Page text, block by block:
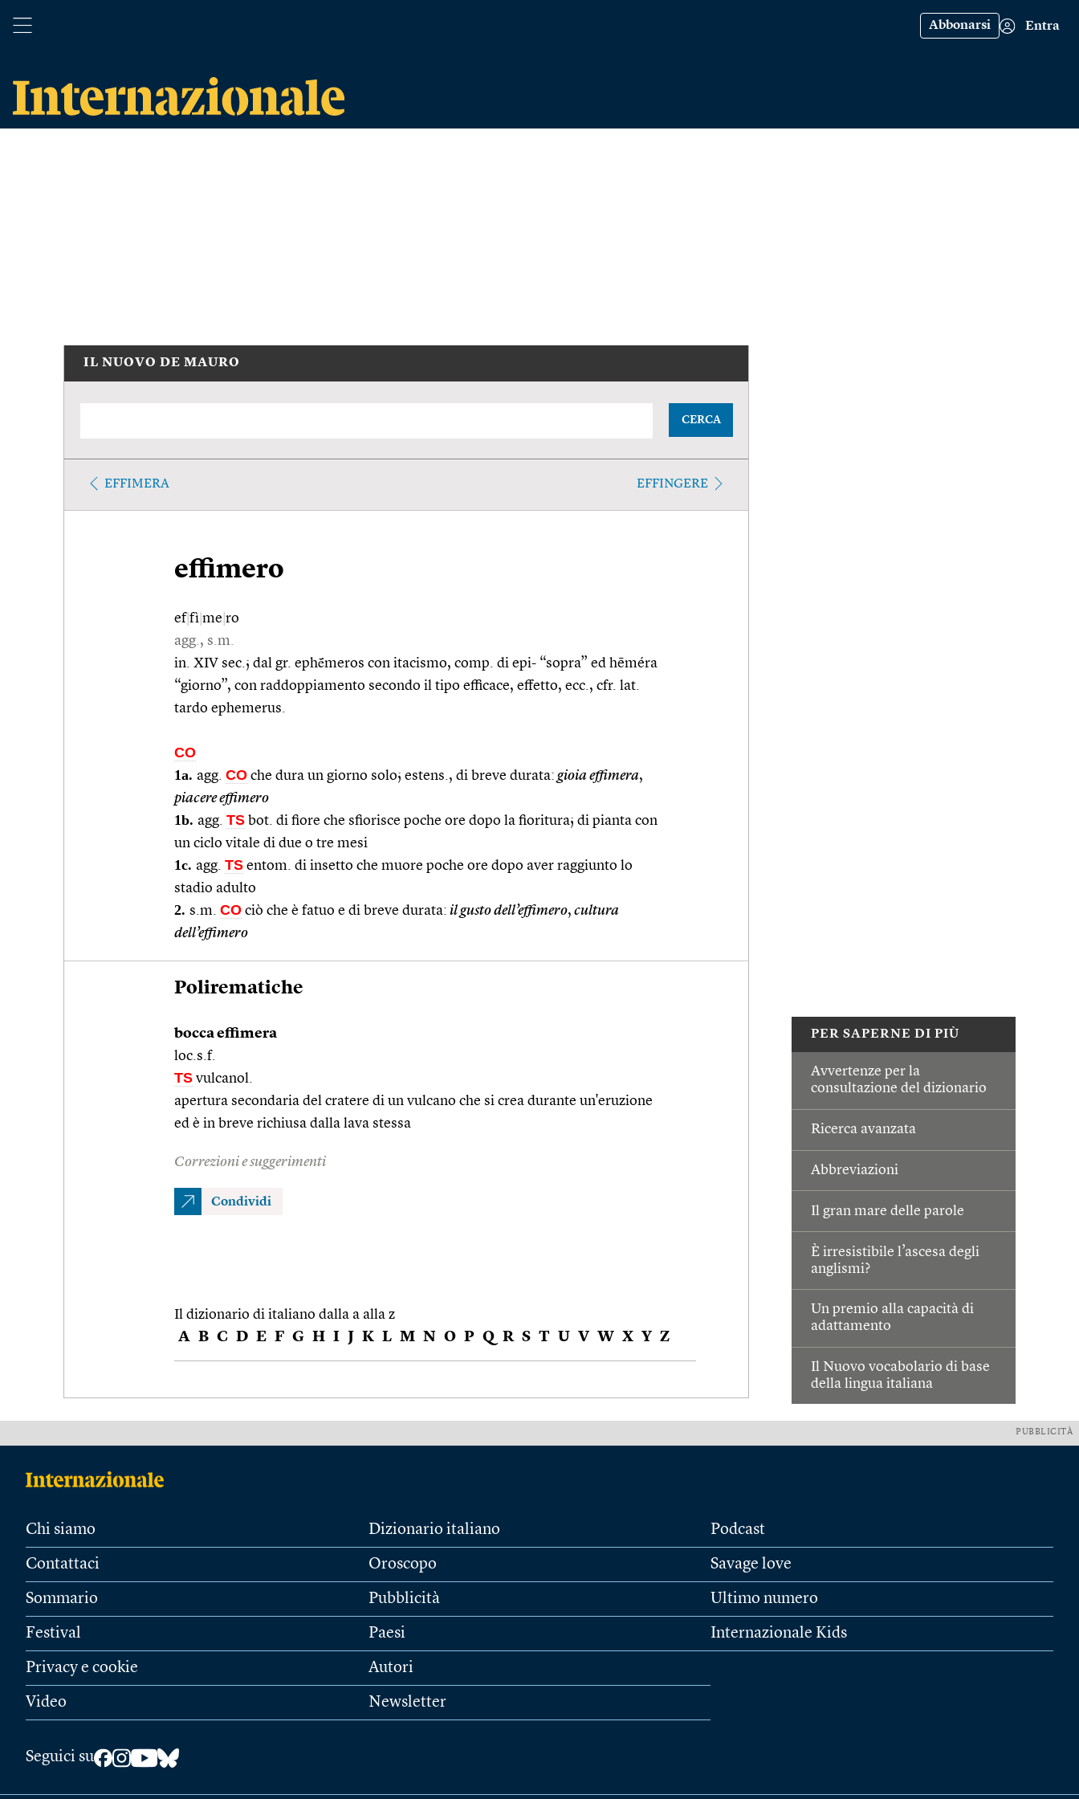
Abbonarsi Entra
PER SAPERNE DI PIÙ
Avvertenze per la
consultazione del dizionario
Ricerca avanzata
Abbreviazioni
Il gran mare delle parole
È irresistibile l’ascesa degli
anglismi?
Un premio alla capacità di
adattamento
Il Nuovo vocabolario di base
della lingua italiana
IL NUOVO DE MAURO
CERCA
EFFIMERA EFFINGERE
effimero
ef|fì me ro
agg., s.m.
in. XIV sec.; dal gr. ephḗmeros con itacismo, comp. di epi- “sopra” ed hēméra
“giorno”, con raddoppiamento secondo il tipo efficace, effetto, ecc., cfr. lat.
tardo ephemerus.
CO
1a. agg. CO che dura un giorno solo; estens., di breve durata: gioia effimera,
piacere effimero
1b. agg. TS bot. di fiore che sfiorisce poche ore dopo la fioritura; di pianta con
un ciclo vitale di due o tre mesi
1c. agg. TS entom. di insetto che muore poche ore dopo aver raggiunto lo
stadio adulto
2. s.m. CO ciò che è fatuo e di breve durata: il gusto dell’effimero, cultura
dell’effimero
Polirematiche
bocca effimera
loc.s.f.
TS vulcanol.
apertura secondaria del cratere di un vulcano che si crea durante un'eruzione
ed è in breve richiusa dalla lava stessa
Correzioni e suggerimenti
Condividi
Il dizionario di italiano dalla a alla z
A B C D E F G H I J K L M N O P Q R S T U V W X Y Z
PUBBLICITÀ
Chi siamo
Contattaci
Sommario
Festival
Privacy e cookie
Video
Dizionario italiano
Oroscopo
Pubblicità
Paesi
Autori
Newsletter
Podcast
Savage love
Ultimo numero
Internazionale Kids
Seguici su